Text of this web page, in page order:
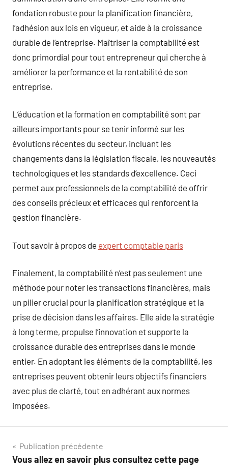
fondation robuste pour la planification financière,
l’adhésion aux lois en vigueur, et aide à la croissance
durable de l’entreprise. Maîtriser la comptabilité est
donc primordial pour tout entrepreneur qui cherche à
améliorer la performance et la rentabilité de son
entreprise.
L’éducation et la formation en comptabilité sont par
ailleurs importants pour se tenir informé sur les
évolutions récentes du secteur, incluant les
changements dans la législation fiscale, les nouveautés
technologiques et les standards d’excellence. Ceci
permet aux professionnels de la comptabilité de offrir
des conseils précieux et efficaces qui renforcent la
gestion financière.
Tout savoir à propos de expert comptable paris
Finalement, la comptabilité n’est pas seulement une
méthode pour noter les transactions financières, mais
un pilier crucial pour la planification stratégique et la
prise de décision dans les affaires. Elle aide la stratégie
à long terme, propulse l’innovation et supporte la
croissance durable des entreprises dans le monde
entier. En adoptant les éléments de la comptabilité, les
entreprises peuvent obtenir leurs objectifs financiers
avec plus de clarté, tout en adhérant aux normes
imposées.
Navigation
de
Publication précédente
Vous allez en savoir plus consultez cette page